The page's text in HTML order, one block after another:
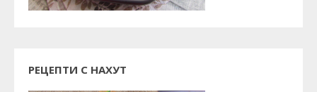
РЕЦЕПТИ С НАХУТ